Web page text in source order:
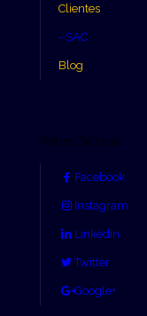
Clientes
- SAC
Blog
Redes Sociais
Facebook
Instagram
Linkedin
Twitter
Google+